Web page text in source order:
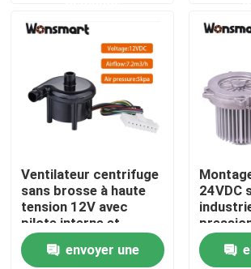
À propos de nous
Visite de l'usine
Nous contacter
Nouvelles
Ventilateur centrifuge
sans brosse à haute
tension 12V avec
pilote interne et
isolation de classe F
envoyer une
24VDC
sans
phases